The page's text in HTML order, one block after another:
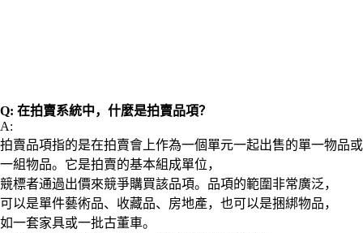
Q: 在拍賣系統中，什麼是拍賣品項？
A:
拍賣品項指的是在拍賣會上作為一個單元一起出售的單一物品或
一組物品。它是拍賣的基本組成單位，
競標者通過出價來競爭購買該品項。品項的範圍非常廣泛，
可以是單件藝術品、收藏品、房地產，也可以是捆綁物品，
如一套家具或一批古董車。